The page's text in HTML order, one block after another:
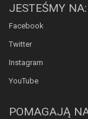
JESTEŚMY NA:
Facebook
Twitter
Instagram
YouTube
POMAGAJĄ